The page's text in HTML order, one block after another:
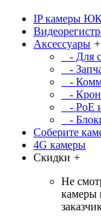
IP камеры
Аксессуары +
- Для
-
-
-
- PoE
-
Соберите
4G камеры
Скидки +
Не
камеры